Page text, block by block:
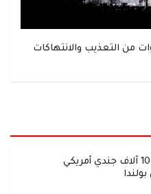
جندي يروي 3 سنوات من التعذيب والانتهاكات
موسكو تؤكد: نحو 10 آلاف جندي أمريكي